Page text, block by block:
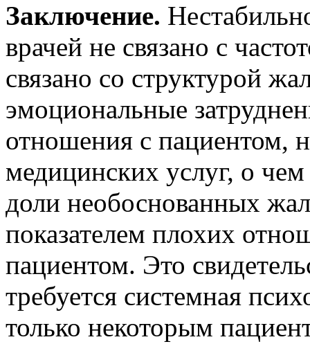
Заключение.
врачей не связано с
связано со структурой
эмоциональные
отношения с пациентом,
медицинских услуг, о чем
доли необоснованных
показателем плохих
пациентом. Это
требуется системная
только некоторым